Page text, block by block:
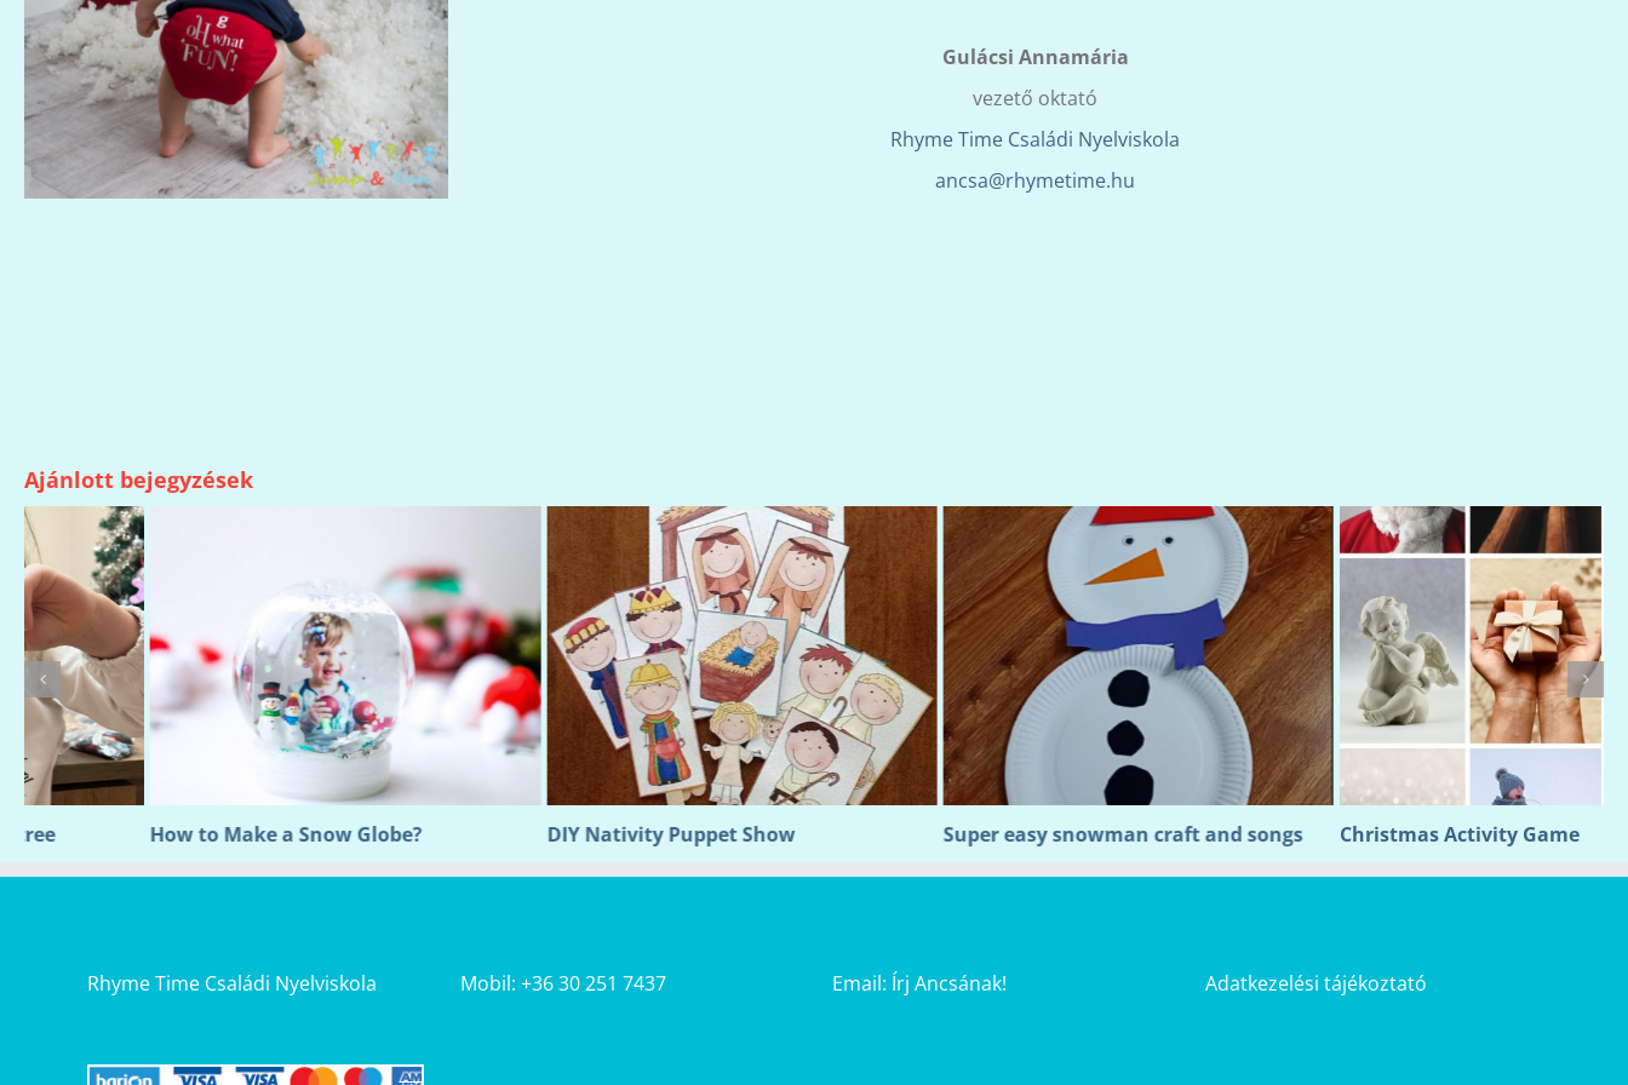
Gulácsi Annamária
vezető oktató
Rhyme Time Családi Nyelviskola
ancsa@rhymetime.hu
Ajánlott bejegyzések
How to Make a Snow Globe? DIY Nativity Puppet Show Super easy snowman craft and songs Christmas Activity Game
Rhyme Time Családi Nyelviskola Mobil: +36 30 251 7437 Email: Írj Ancsának! Adatkezelési tájékoztató